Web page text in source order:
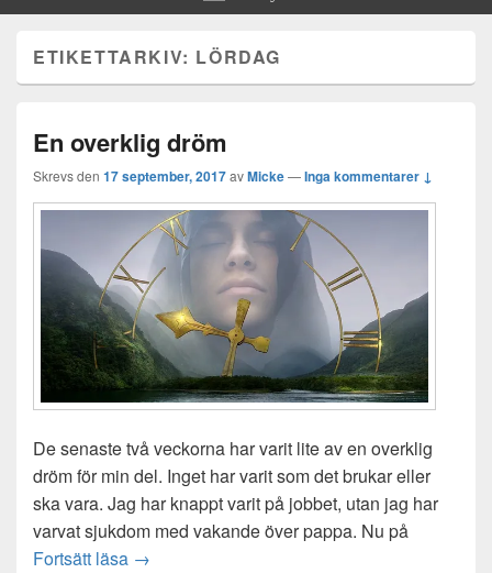
ETIKETTARKIV: LÖRDAG
En overklig dröm
Skrevs den 17 september, 2017avMicke—Inga kommentarer ↓
De senaste två veckorna har varit lite av en overklig
dröm för min del. Inget har varit som det brukar eller
ska vara. Jag har knappt varit på jobbet, utan jag har
varvat sjukdom med vakande över pappa. Nu på
Fortsätt läsa En overklig dröm
→